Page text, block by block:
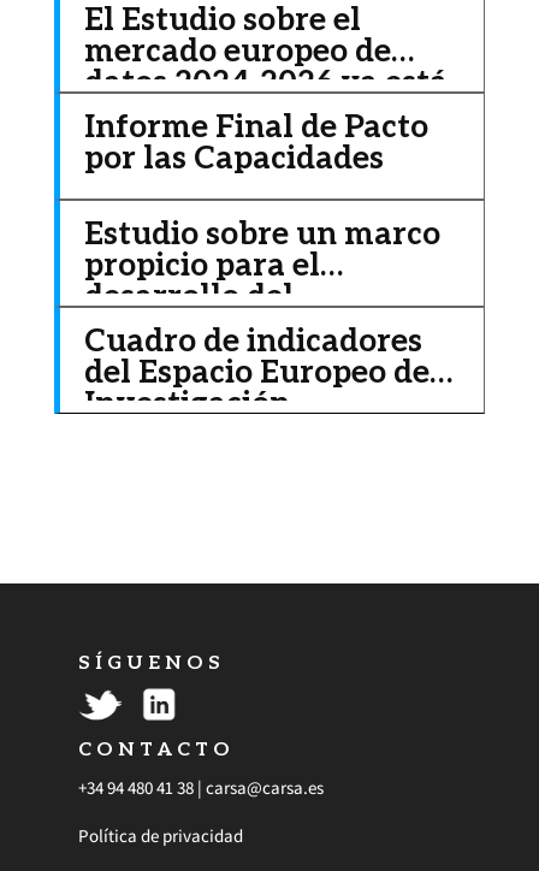
El Estudio sobre el
mercado europeo de
datos 2024-2026 ya está
disponible
Informe Final de Pacto
por las Capacidades
Estudio sobre un marco
propicio para el
desarrollo del
ecosistema IoT (Internet
de las Cosas) en Europa
Cuadro de indicadores
del Espacio Europeo de
Investigación
S Í G U E N O S
C O N T A C T O
+34 94 480 41 38 | carsa@carsa.es
Política de privacidad